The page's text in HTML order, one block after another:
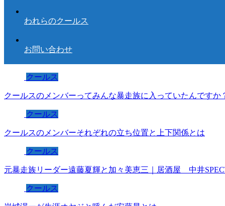
われらのクールス
お問い合わせ
クールス
クールスのメンバーってみんな暴走族に入っていたんですか
クールス
クールスのメンバーそれぞれの立ち位置と上下関係とは
クールス
元暴走族リーダー遠藤夏輝と加々美恵三｜居酒屋 中井
クールス